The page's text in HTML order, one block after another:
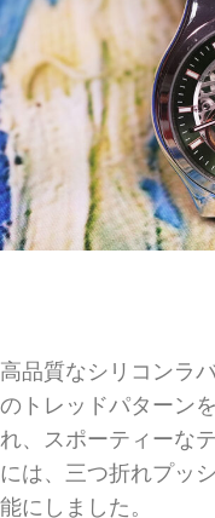
高品質なシリコンラ
のトレッドパターン
れ、スポーティーな
には、三つ折れプッ
能にしました。